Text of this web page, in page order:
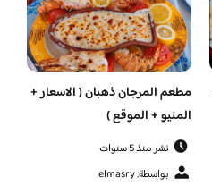
مطعم المرجان ذهبان ( الاسعار +
المنيو + الموقع )
نشر منذ 5 سنوات
بواسطة: elmasry